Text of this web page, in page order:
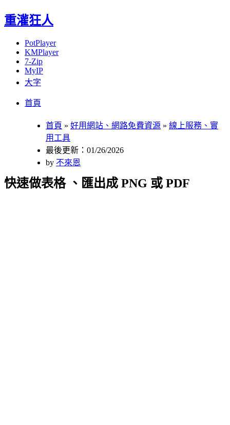
重灌狂人
PotPlayer
KMPlayer
7-Zip
MyIP
大字
首頁
首頁 » 好用網站、網路免費資源 » 線上服務、實
用工具
最後更新：01/26/2026
by 不來恩
快速做表格 、匯出成 PNG 或 PDF